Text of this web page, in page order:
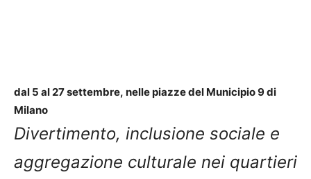
dal 5 al 27 settembre, nelle piazze del Municipio 9 di
Milano
Divertimento, inclusione sociale e
aggregazione culturale nei quartieri